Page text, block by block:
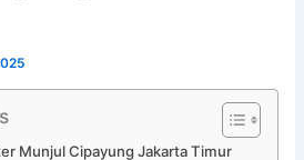
Munjul Cipayung Jakarta Timur